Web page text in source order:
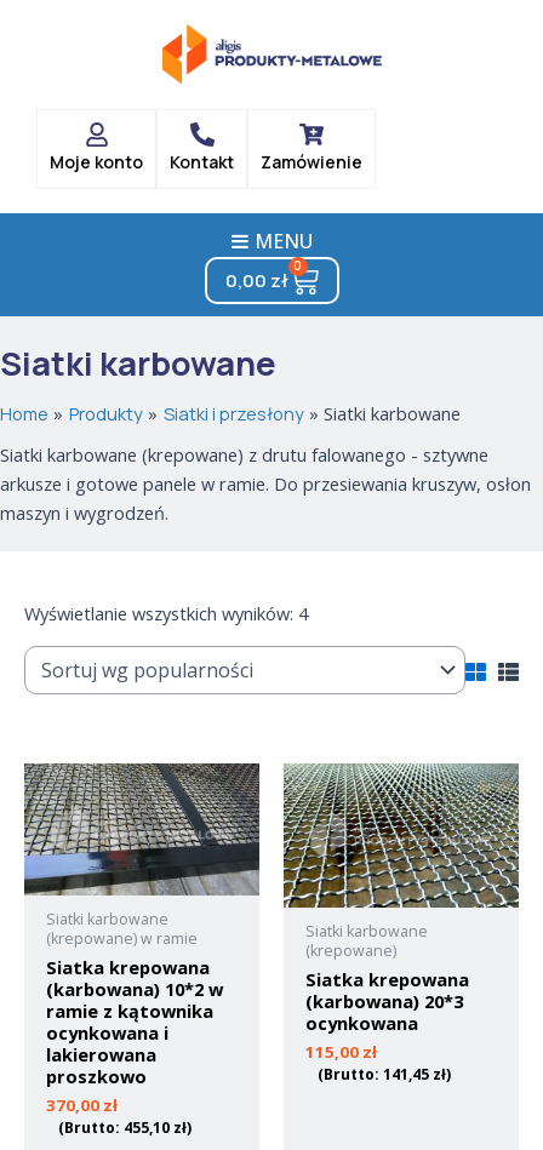
Moje konto Kontakt Zamówienie
MENU
0,00 zł
0
Cart
Siatki karbowane
Home Produkty Siatki i przesłony
Siatki karbowane
Siatki karbowane (krepowane) z drutu falowanego - sztywne
arkusze i gotowe panele w ramie. Do przesiewania kruszyw, osłon
maszyn i wygrodzeń.
Wyświetlanie wszystkich wyników: 4
Siatki karbowane
(krepowane) w ramie
Siatka krepowana
(karbowana) 10*2 w
ramie z kątownika
ocynkowana i
lakierowana
proszkowo
370,00 zł
(Brutto: 455,10 zł)
Siatki karbowane
(krepowane)
Siatka krepowana
(karbowana) 20*3
ocynkowana
115,00 zł
(Brutto: 141,45 zł)